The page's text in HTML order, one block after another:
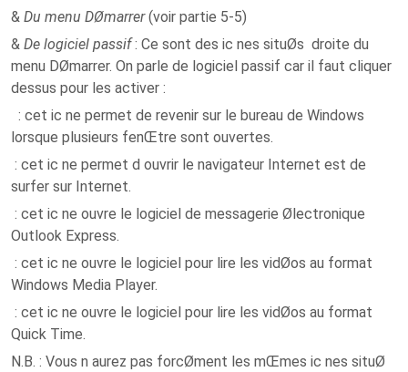
& Du menu DØmarrer(voir partie 5-5)
& De logiciel passif: Ce sont des ic nes situØs droite du
menu DØmarrer. On parle de logiciel passif car il faut cliquer
dessus pour les activer :
: cet ic ne permet de revenir sur le bureau de Windows
lorsque plusieurs fenŒtre sont ouvertes.
: cet ic ne permet d ouvrir le navigateur Internet est de
surfer sur Internet.
: cet ic ne ouvre le logiciel de messagerie Ølectronique
Outlook Express.
: cet ic ne ouvre le logiciel pour lire les vidØos au format
Windows Media Player.
: cet ic ne ouvre le logiciel pour lire les vidØos au format
Quick Time.
N.B. : Vous n aurez pas forcØment les mŒmes ic nes situØ